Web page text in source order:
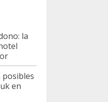
la
posibles
en